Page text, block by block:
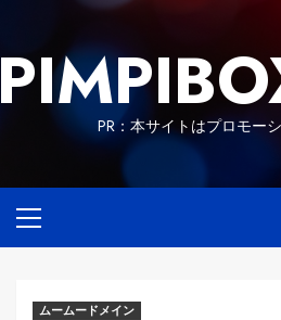
content
PR：本サイトはプロモー
Menu
ムームードメイン